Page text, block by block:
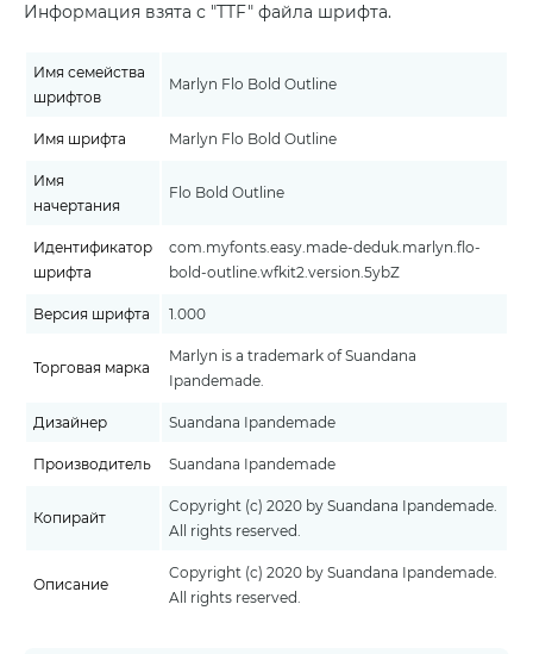
Информация взята с "TTF" файла шрифта.
Имя семейства
шрифтов
Marlyn Flo Bold Outline
Имя шрифта Marlyn Flo Bold Outline
Имя
начертания
Flo Bold Outline
Идентификатор
шрифта
com.myfonts.easy.made-deduk.marlyn.flo-
bold-outline.wfkit2.version.5ybZ
Версия шрифта 1.000
Торговая марка
Marlyn is a trademark of Suandana
Ipandemade.
Дизайнер Suandana Ipandemade
Производитель Suandana Ipandemade
Копирайт
Copyright (c) 2020 by Suandana Ipandemade.
All rights reserved.
Описание
Copyright (c) 2020 by Suandana Ipandemade.
All rights reserved.